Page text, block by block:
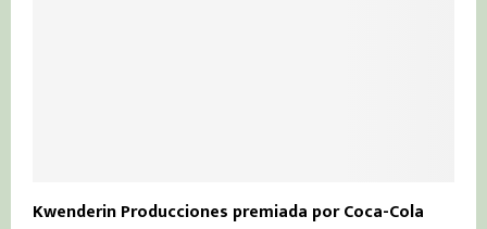
Kwenderin Producciones premiada por Coca-Cola